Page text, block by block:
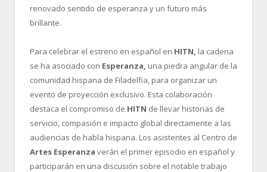
renovado sentido de esperanza y un futuro más
brillante.
Para celebrar el estreno en español en HITN, la cadena
se ha asociado con Esperanza, una piedra angular de la
comunidad hispana de Filadelfia, para organizar un
evento de proyección exclusivo. Esta colaboración
destaca el compromiso de HITN de llevar historias de
servicio, compasión e impacto global directamente a las
audiencias de habla hispana. Los asistentes al Centro de
Artes Esperanza verán el primer episodio en español y
participarán en una discusión sobre el notable trabajo